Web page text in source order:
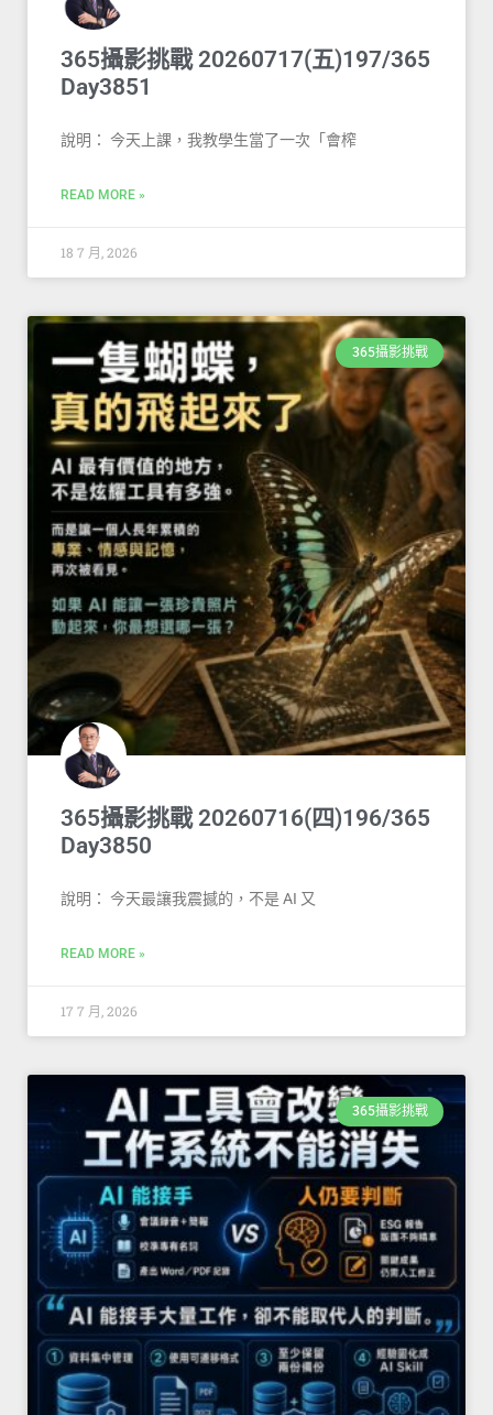
365攝影挑戰 20260717(五)197/365
Day3851
說明： 今天上課，我教學生當了一次「會榨
READ MORE »
18 7 月, 2026
365攝影挑戰
365攝影挑戰 20260716(四)196/365
Day3850
說明： 今天最讓我震撼的，不是 AI 又
READ MORE »
17 7 月, 2026
365攝影挑戰